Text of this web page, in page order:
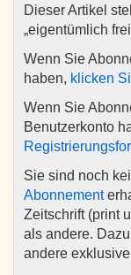
Dieser Artikel
„eigentümlich
Wenn Sie
haben, klicken
Wenn Sie
Benutzerkonto
Sie sind noch
Abonnement
Zeitschrift (print
als andere.
andere